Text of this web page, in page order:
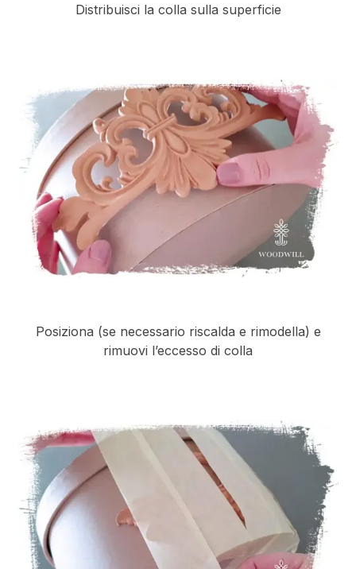
Distribuisci la colla sulla superficie
Posiziona (se necessario riscalda e rimodella) e
rimuovi l’eccesso di colla